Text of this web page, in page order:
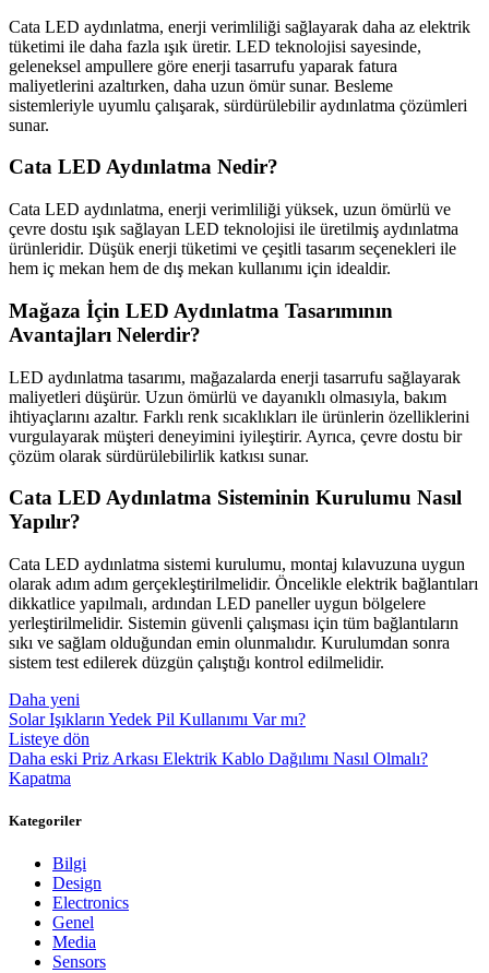
Cata LED aydınlatma, enerji verimliliği sağlayarak daha az elektrik
tüketimi ile daha fazla ışık üretir. LED teknolojisi sayesinde,
geleneksel ampullere göre enerji tasarrufu yaparak fatura
maliyetlerini azaltırken, daha uzun ömür sunar. Besleme
sistemleriyle uyumlu çalışarak, sürdürülebilir aydınlatma çözümleri
sunar.
Cata LED Aydınlatma Nedir?
Cata LED aydınlatma, enerji verimliliği yüksek, uzun ömürlü ve
çevre dostu ışık sağlayan LED teknolojisi ile üretilmiş aydınlatma
ürünleridir. Düşük enerji tüketimi ve çeşitli tasarım seçenekleri ile
hem iç mekan hem de dış mekan kullanımı için idealdir.
Mağaza İçin LED Aydınlatma Tasarımının
Avantajları Nelerdir?
LED aydınlatma tasarımı, mağazalarda enerji tasarrufu sağlayarak
maliyetleri düşürür. Uzun ömürlü ve dayanıklı olmasıyla, bakım
ihtiyaçlarını azaltır. Farklı renk sıcaklıkları ile ürünlerin özelliklerini
vurgulayarak müşteri deneyimini iyileştirir. Ayrıca, çevre dostu bir
çözüm olarak sürdürülebilirlik katkısı sunar.
Cata LED Aydınlatma Sisteminin Kurulumu Nasıl
Yapılır?
Cata LED aydınlatma sistemi kurulumu, montaj kılavuzuna uygun
olarak adım adım gerçekleştirilmelidir. Öncelikle elektrik bağlantıları
dikkatlice yapılmalı, ardından LED paneller uygun bölgelere
yerleştirilmelidir. Sistemin güvenli çalışması için tüm bağlantıların
sıkı ve sağlam olduğundan emin olunmalıdır. Kurulumdan sonra
sistem test edilerek düzgün çalıştığı kontrol edilmelidir.
Daha yeni
Solar Işıkların Yedek Pil Kullanımı Var mı?
Listeye dön
Daha eski Priz Arkası Elektrik Kablo Dağılımı Nasıl Olmalı?
Kapatma
Kategoriler
Bilgi
Design
Electronics
Genel
Media
Sensors